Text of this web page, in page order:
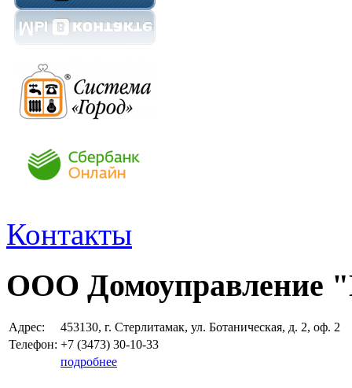
Контакты
ООО Домоуправление
Адрес:
453130, г. Стерлитамак, ул. Ботаническая, д. 2, оф. 2
Телефон: +7 (3473) 30-10-33
подробнее